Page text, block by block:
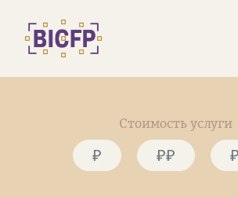
Стоимость услуги
₽ ₽₽